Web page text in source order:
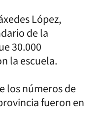
López,
de la
30.000
la escuela.
los números de
fueron en